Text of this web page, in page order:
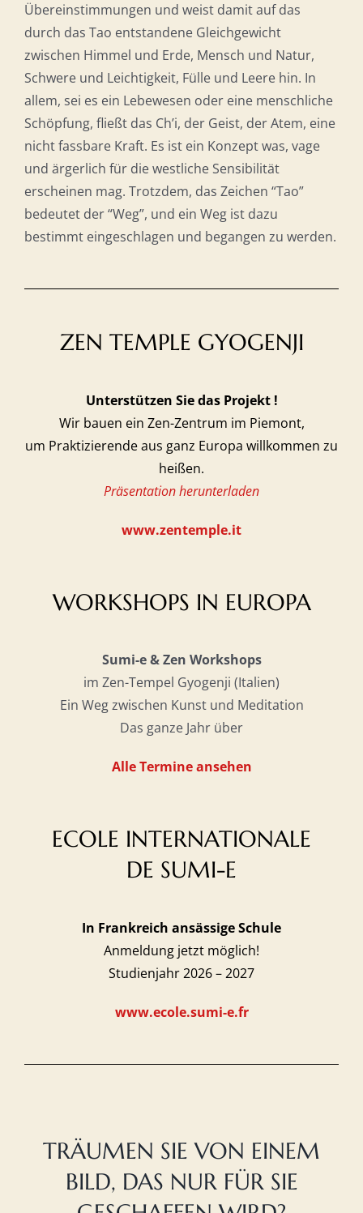
Übereinstimmungen und weist damit auf das
durch das Tao entstandene Gleichgewicht
zwischen Himmel und Erde, Mensch und Natur,
Schwere und Leichtigkeit, Fülle und Leere hin. In
allem, sei es ein Lebewesen oder eine menschliche
Schöpfung, fließt das Ch’i, der Geist, der Atem, eine
nicht fassbare Kraft. Es ist ein Konzept was, vage
und ärgerlich für die westliche Sensibilität
erscheinen mag. Trotzdem, das Zeichen “Tao”
bedeutet der “Weg”, und ein Weg ist dazu
bestimmt eingeschlagen und begangen zu werden.
ZEN TEMPLE GYOGENJI
Unterstützen Sie das Projekt !
Wir bauen ein Zen-Zentrum im Piemont,
um Praktizierende aus ganz Europa willkommen zu
heißen.
Präsentation herunterladen
www.zentemple.it
WORKSHOPS IN EUROPA
Sumi-e & Zen Workshops
im Zen-Tempel Gyogenji (Italien)
Ein Weg zwischen Kunst und Meditation
Das ganze Jahr über
Alle Termine ansehen
ECOLE INTERNATIONALE
DE SUMI-E
In Frankreich ansässige Schule
Anmeldung jetzt möglich!
Studienjahr 2026 – 2027
www.ecole.sumi-e.fr
TRÄUMEN SIE VON EINEM
BILD, DAS NUR FÜR SIE